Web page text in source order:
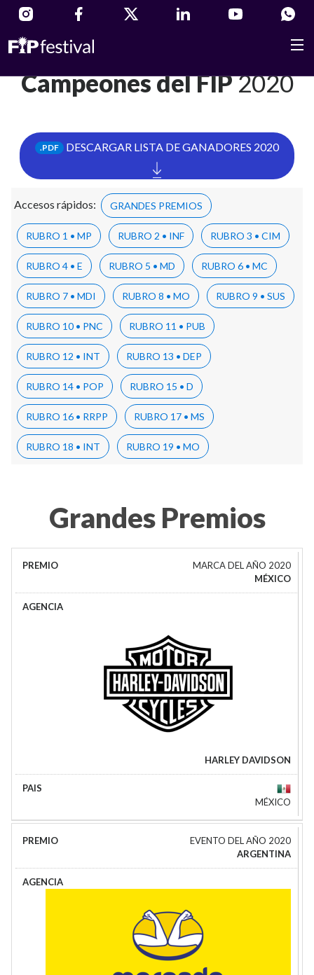
Campeones del FIP2020
.PDF DESCARGAR LISTA DE GANADORES 2020
Accesos rápidos: GRANDES PREMIOS
RUBRO 1 • MP RUBRO 2 • INF RUBRO 3 • CIM
RUBRO 4 • E RUBRO 5 • MD RUBRO 6 • MC
RUBRO 7 • MDI RUBRO 8 • MO RUBRO 9 • SUS
RUBRO 10 • PNC RUBRO 11 • PUB
RUBRO 12 • INT RUBRO 13 • DEP
RUBRO 14 • POP RUBRO 15 • D
RUBRO 16 • RRPP RUBRO 17 • MS
RUBRO 18 • INT RUBRO 19 • MO
Grandes Premios
MARCA DEL AÑO 2020
MÉXICO
HARLEY DAVIDSON
MÉXICO
EVENTO DEL AÑO 2020
ARGENTINA